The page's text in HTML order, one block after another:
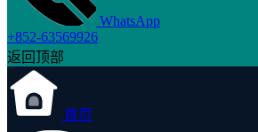
WhatsApp
+852-63569926
返回顶部
首页